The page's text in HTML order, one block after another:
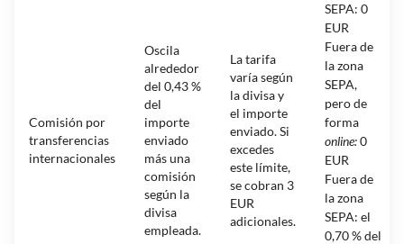
Comisión por
transferencias
internacionales
Oscila
alrededor
del 0,43 %
del
importe
enviado
más una
comisión
según la
divisa
empleada.
La tarifa
varía según
la divisa y
el importe
enviado. Si
excedes
este límite,
se cobran 3
EUR
adicionales.
SEPA: 0
EUR
Fuera de
la zona
SEPA,
pero de
forma
online:0
EUR
Fuera de
la zona
SEPA: el
0,70 % del